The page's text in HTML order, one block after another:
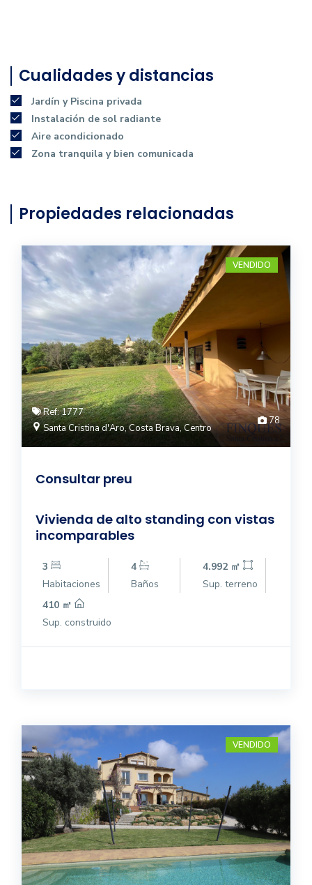
Cualidades y distancias
Jardín y Piscina privada
Instalación de sol radiante
Aire acondicionado
Zona tranquila y bien comunicada
Propiedades relacionadas
VENDIDO
Ref: 1777
Santa Cristina d'Aro, Costa Brava, Centro
78
Consultar preu
Vivienda de alto standing con vistas
incomparables
3
Habitaciones
4
Baños
4.992 ㎡
Sup. terreno
410 ㎡
Sup. construido
VENDIDO